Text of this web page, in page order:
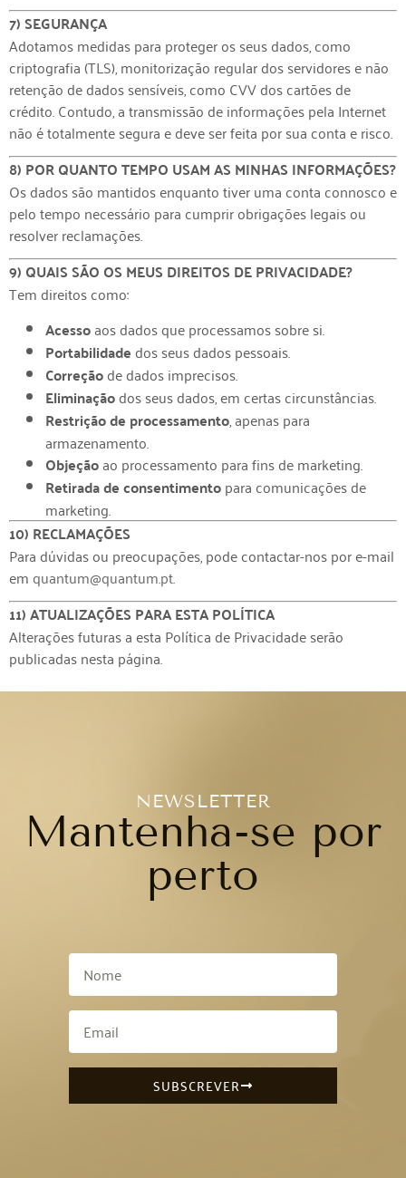
7) SEGURANÇA
Adotamos medidas para proteger os seus dados, como
criptografia (TLS), monitorização regular dos servidores e não
retenção de dados sensíveis, como CVV dos cartões de
crédito. Contudo, a transmissão de informações pela Internet
não é totalmente segura e deve ser feita por sua conta e risco.
8) POR QUANTO TEMPO USAM AS MINHAS INFORMAÇÕES?
Os dados são mantidos enquanto tiver uma conta connosco e
pelo tempo necessário para cumprir obrigações legais ou
resolver reclamações.
9) QUAIS SÃO OS MEUS DIREITOS DE PRIVACIDADE?
Tem direitos como:
Acessoaos dados que processamos sobre si.
Portabilidadedos seus dados pessoais.
Correçãode dados imprecisos.
Eliminaçãodos seus dados, em certas circunstâncias.
Restrição de processamento, apenas para
armazenamento.
Objeçãoao processamento para fins de marketing.
Retirada de consentimentopara comunicações de
marketing.
10) RECLAMAÇÕES
Para dúvidas ou preocupações, pode contactar-nos por e-mail
emquantum@quantum.pt.
11) ATUALIZAÇÕES PARA ESTA POLÍTICA
Alterações futuras a esta Política de Privacidade serão
publicadas nesta página.
NEWSLETTER
Mantenha-se por
perto
SUBSCREVER